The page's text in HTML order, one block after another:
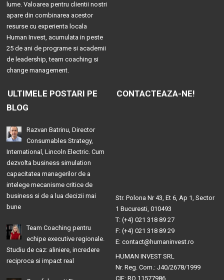
lume. Valoarea pentru clientii nostri
apare din combinarea acestor
resurse cu experienta locala
Human Invest, acumulata in peste
25 de ani de programe si academii
de leadership, team coaching si
change management.
ULTIMELE POSTARI PE
BLOG
Razvan Batrinu, Director
Consumables Strategy,
International, Lincoln Electric. Cum
dezvolta business simulation
capacitatea managerilor de a
intelege mecanisme critice de
business si de a lua decizii mai
bune
Team Coaching pentru
echipe executive regionale.
Studiu de caz: aliniere, incredere
reciproca si impact real
CONTACTEAZA-NE!
Str. Polona Nr 43, Et 6, Ap 1, Sector
1 Bucuresti, 010493
T: (+4) 021 318 89 27
F: (+4) 021 318 89 29
E: contact@humaninvest.ro
HUMAN INVEST SRL
Nr. Reg. Com.: J40/2678/1999
CIF: RO 11577986